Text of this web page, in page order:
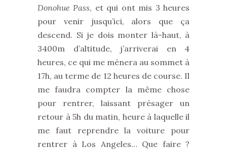
Donohue Pass, et qui ont mis 3 heures
pour venir jusqu’ici, alors que ça
descend. Si je dois monter là-haut, à
3400m d’altitude, j’arriverai en 4
heures, ce qui me mènera au sommet à
17h, au terme de 12 heures de course. Il
me faudra compter la même chose
pour rentrer, laissant présager un
retour à 5h du matin, heure à laquelle il
me faut reprendre la voiture pour
rentrer à Los Angeles… Que faire ?